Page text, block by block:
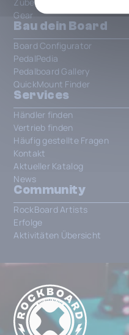
Gear
Bau dein Board
Board Configurator
PedalPedia
Pedalboard Gallery
QuickMount Finder
Services
Händler finden
Vertrieb finden
Häufig gestellte Fragen
Kontakt
Aktueller Katalog
News
Community
RockBoard Artists
Erfolge
Aktivitäten Übersicht